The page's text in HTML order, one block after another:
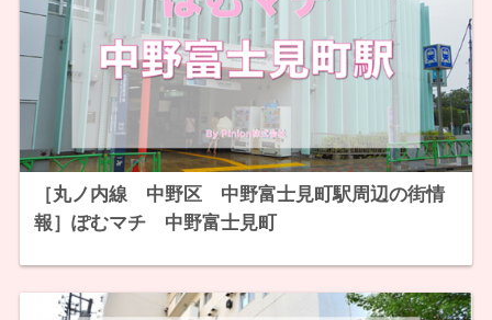
［丸ノ内線 中野区 中野富士見町駅周辺の街情
報］ぽむマチ 中野富士見町